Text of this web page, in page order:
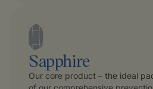
Sapphire
Our core product – the ideal